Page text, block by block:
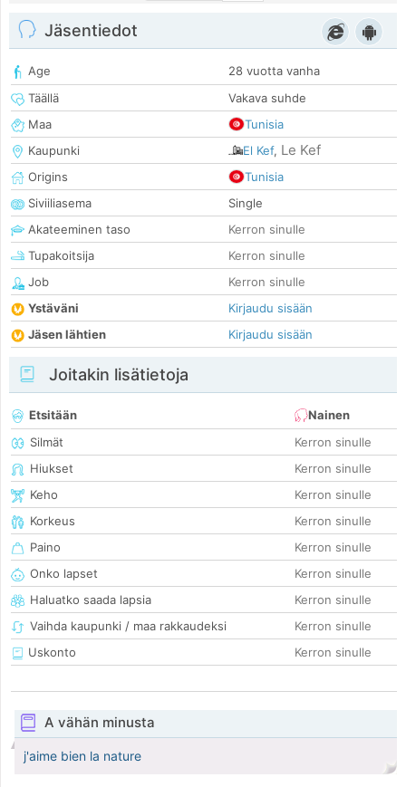
Jäsentiedot
Age
28 vuotta vanha
Täällä
Vakava suhde
Maa
Tunisia
Kaupunki
El Kef, Le Kef
Origins
Tunisia
Siviiliasema
Single
Akateeminen taso
Kerron sinulle
Tupakoitsija
Kerron sinulle
Job
Kerron sinulle
Ystäväni
Kirjaudu sisään
Jäsen lähtien
Kirjaudu sisään
Joitakin lisätietoja
Etsitään
Nainen
Silmät
Kerron sinulle
Hiukset
Kerron sinulle
Keho
Kerron sinulle
Korkeus
Kerron sinulle
Paino
Kerron sinulle
Onko lapset
Kerron sinulle
Haluatko saada lapsia
Kerron sinulle
Vaihda kaupunki / maa rakkaudeksi
Kerron sinulle
Uskonto
Kerron sinulle
A vähän minusta
j'aime bien la nature